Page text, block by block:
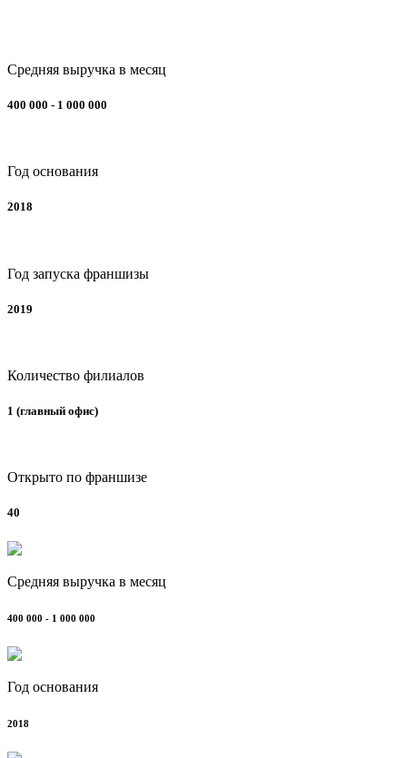
Средняя выручка в месяц
400 000 - 1 000 000
Год основания
2018
Год запуска франшизы
2019
Количество филиалов
1 (главный офис)
Открыто по франшизе
40
Средняя выручка в месяц
400 000 - 1 000 000
Год основания
2018